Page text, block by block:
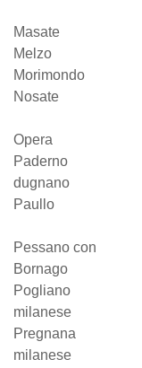
Masate
Melzo
Morimondo
Nosate
Opera
Paderno
dugnano
Paullo
Pessano con
Bornago
Pogliano
milanese
Pregnana
milanese